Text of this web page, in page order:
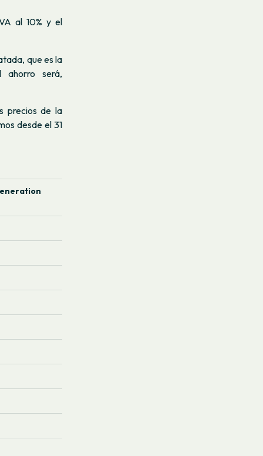
al 10% y el
que es la
será,
precios de la
desde el 31